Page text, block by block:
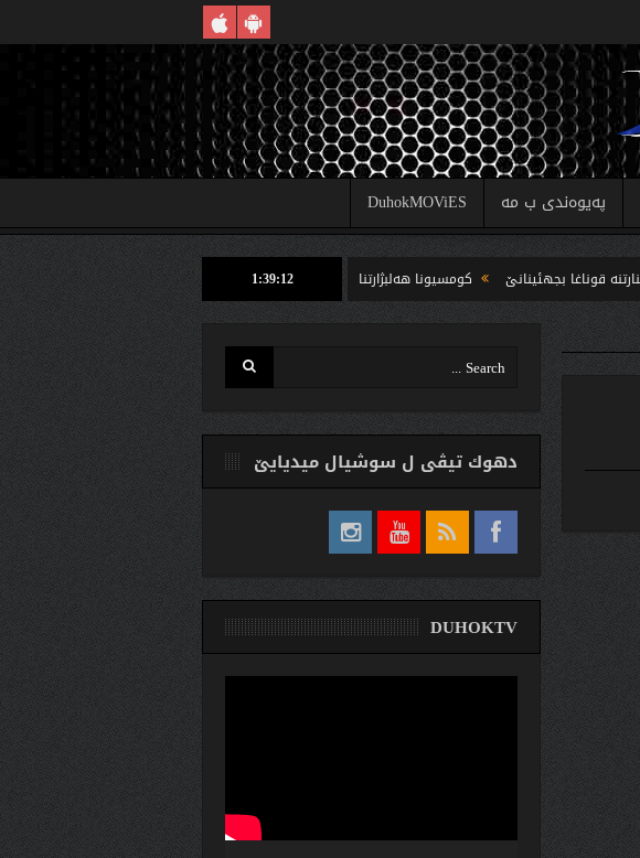
پەیوەندی ب مە DuhokMOViES
كومسیونا هه‌لبژارتنان ل شێخان ب رێكا دهوك تیڤى داخوازێ ژ وه‌لاتییان دكه‌ت كارتێن خو
1:39:12
دهوك تیڤی ل سوشیال ميديایێ
DUHOKTV